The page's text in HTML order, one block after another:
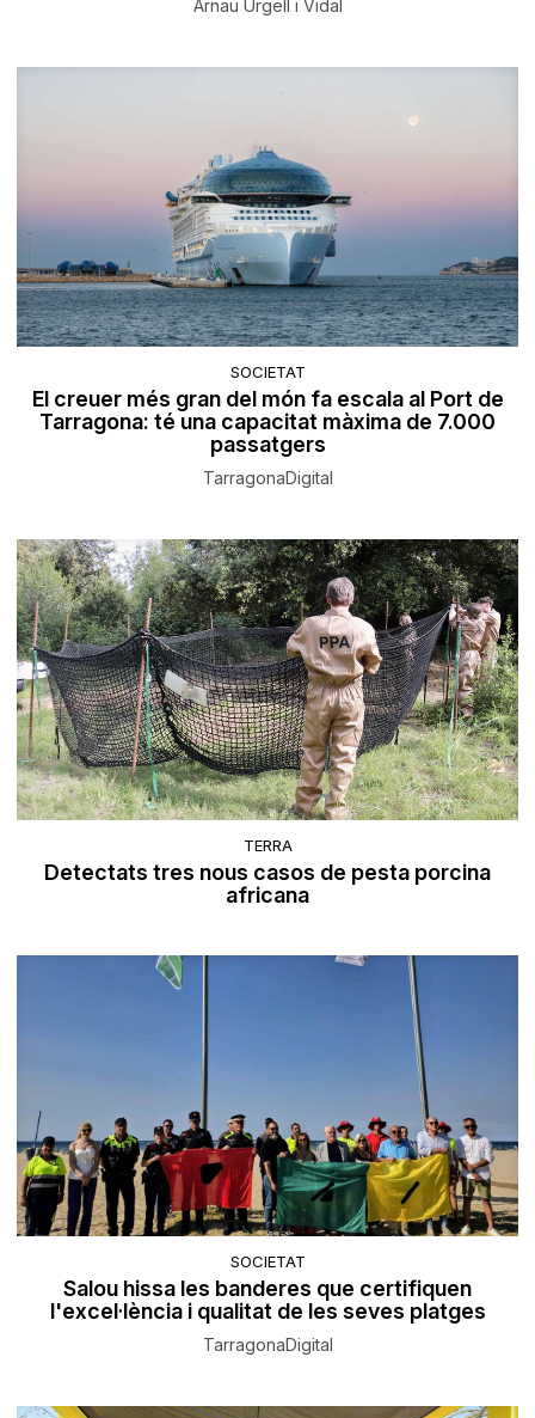
Arnau Urgell i Vidal
SOCIETAT
El creuer més gran del món fa escala al Port de
Tarragona: té una capacitat màxima de 7.000
passatgers
TarragonaDigital
TERRA
Detectats tres nous casos de pesta porcina
africana
SOCIETAT
Salou hissa les banderes que certifiquen
l'excel·lència i qualitat de les seves platges
TarragonaDigital